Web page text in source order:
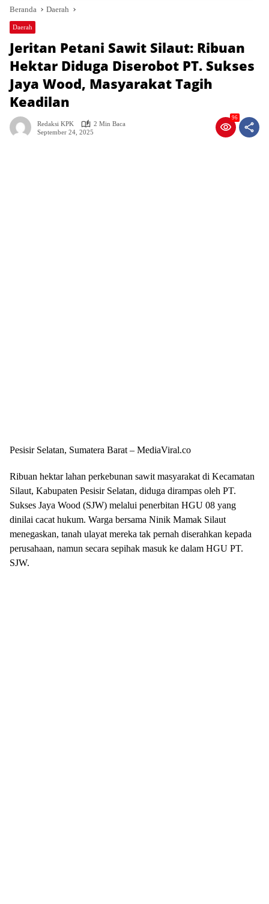
Beranda Daerah
Daerah
Jeritan Petani Sawit Silaut: Ribuan
Hektar Diduga Diserobot PT. Sukses
Jaya Wood, Masyarakat Tagih
Keadilan
Redaksi KPK
2 Min Baca
September 24, 2025
96
Pesisir Selatan, Sumatera Barat – MediaViral.co
Ribuan hektar lahan perkebunan sawit masyarakat di Kecamatan
Silaut, Kabupaten Pesisir Selatan, diduga dirampas oleh PT.
Sukses Jaya Wood (SJW) melalui penerbitan HGU 08 yang
dinilai cacat hukum. Warga bersama Ninik Mamak Silaut
menegaskan, tanah ulayat mereka tak pernah diserahkan kepada
perusahaan, namun secara sepihak masuk ke dalam HGU PT.
SJW.